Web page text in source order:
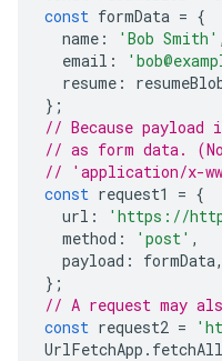
const formData = {
name : 'Bob Smith' ,
email :
resume :
};
// Because
// as form data.
// 'application/x-
const request1 = {
url : 'https://
method : 'post' ,
payload : formData,
};
// A request may
const request2 =
UrlFetchApp . fetchAll